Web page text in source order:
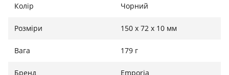
Колір Чорний
Розміри 150 x 72 x 10 мм
Вага 179 г
Бренд Emporia